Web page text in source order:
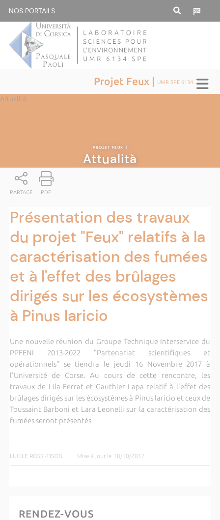
NOS PORTAILS :
Projet Feux | UMR SPE 6134
Attualità
PROJET FEUX |
Attualità
PARTAGE PDF
Présentation des travaux
du projet "Feux" relatifs à la
caractérisation des fumées
et à l'effet des brûlages
dirigés sur les écosystèmes
à Pinus laricio
Une nouvelle réunion du Groupe Technique Interservice du
PPFENI 2013-2022 "Partenariat scientifiques et
opérationnels" se tiendra le jeudi 16 Novembre 2017 à
l'Université de Corse. Au cours de cette rencontre, les
travaux de Lila Ferrat et Gauthier Lapa relatif à l'effet des
brûlages dirigés sur les écosystèmes à Pinus laricio et ceux de
Toussaint Barboni et Lara Leonelli sur la caractérisation des
fumées seront présentés
LUCILE ROSSI-TISON | Mise à jour le 18/10/2017
RENDEZ-VOUS